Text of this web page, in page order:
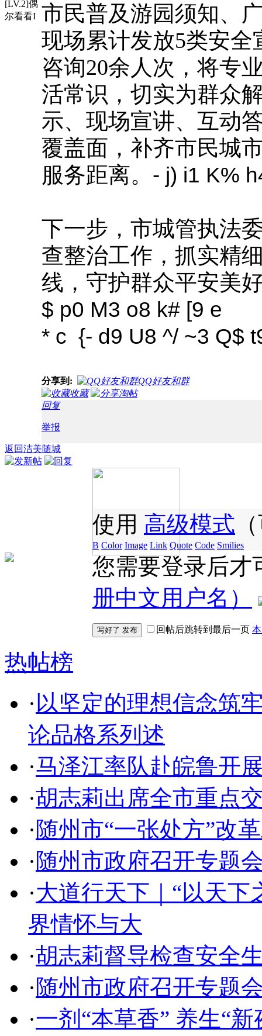
[LV.2]偶
尔看看I 市民普及游园须知、
现场累计发放5类安全
咨询20余人次，将专
活常识，切实为群众
示、现场宣讲、互动
覆盖面，补齐市民城
服务距离。 - j) i1 K%
下一步，市城管执法
查整治工作，抓实精
线，守护群众平安美
$ p0 M3 o8 k# [9 e
* c {- d9 U8 ^/ ~3 Q$
分享到:
QQ好友和群
收藏
淘帖
回复
举报
返回洁美随城
使用 高级模式
B Color Image Link Quote Code Smilies
您需要登录后
册中文用户名）
回帖后跳转到最后一页
热帖榜
·以坚定的理想信念筑
论品格系列述
·马泽江率队赴皖鲁开
·胡志莉出席全市重点
·随州市“一张处方”改
·随州市政府召开专题
·大道行天下｜“以天
界情怀与大
·胡志莉督导检查安全
·随州市政府召开专题
·一剂“本草香” 养生“